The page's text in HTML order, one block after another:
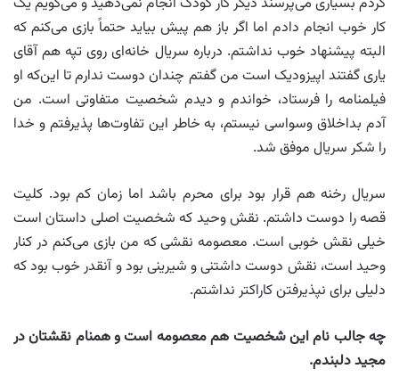
کار خوب انجام دادم اما اگر باز هم پیش بیاید حتماً بازی می‌کنم که
البته پیشنهاد خوب نداشتم. درباره سریال خانه‌ای روی تپه هم آقای
یاری گفتند اپیزودیک است من گفتم چندان دوست ندارم تا این‌که او
فیلمنامه را فرستاد، خواندم و دیدم شخصیت متفاوتی است. من
آدم بداخلاق وسواسی نیستم، به خاطر این تفاوت‌ها پذیرفتم و خدا
را شکر سریال موفق شد.
سریال رخنه هم قرار بود برای محرم باشد اما زمان کم بود. کلیت
قصه را دوست داشتم. نقش وحید که شخصیت اصلی داستان است
خیلی نقش خوبی است. معصومه نقشی که من بازی می‌کنم در کنار
وحید است، نقش دوست داشتنی و شیرینی بود و آنقدر خوب بود که
دلیلی برای نپذیرفتن کاراکتر نداشتم.
چه جالب نام این شخصیت هم معصومه است و همنام نقشتان در
مجید دلبندم.